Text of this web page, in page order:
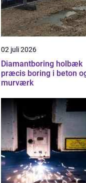
02 juli 2026
Diamantboring holbæk
præcis boring i beton
murværk